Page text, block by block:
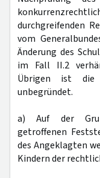
durchgreifenden
vom
Änderung des
im Fall II.2
Übrigen ist die
unbegründet.
a) Auf der
getroffenen
des Angeklagten
Kindern der